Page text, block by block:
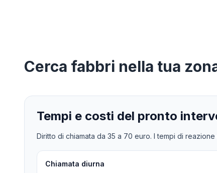
Cerca fabbri nella tua
Tempi e costi del pronto
Diritto di chiamata da 35 a 70 euro. I tempi di
Chiamata diurna